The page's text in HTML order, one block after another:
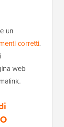
un
corretti.
web